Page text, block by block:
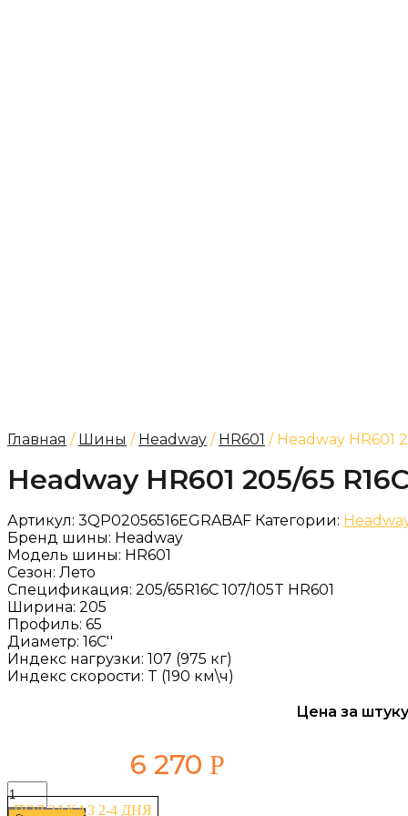
Главная / Шины / Headway / HR601 / Headway HR601
Headway HR601 205/65
Артикул: 3QP02056516EGRABAF Категории:
Бренд шины: Headway
Модель шины: HR601
Сезон: Лето
Спецификация: 205/65R16C 107/105T HR601
Ширина: 205
Профиль: 65
Диаметр: 16C''
Индекс нагрузки: 107 (975 кг)
Индекс скорости: T (190 км\ч)
Цена за
6 270 Р
ПОД ЗАКАЗ 2-4 ДНЯ
Количество
товара